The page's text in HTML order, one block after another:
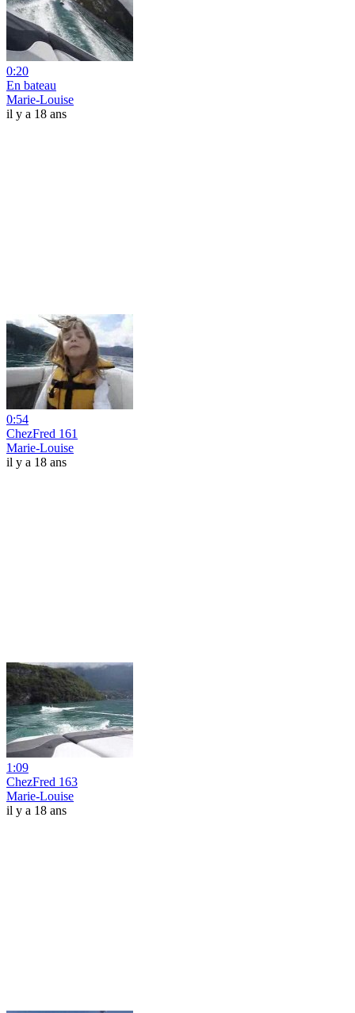
0:20
En bateau
Marie-Louise
il y a 18 ans
0:54
ChezFred 161
Marie-Louise
il y a 18 ans
1:09
ChezFred 163
Marie-Louise
il y a 18 ans